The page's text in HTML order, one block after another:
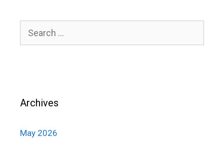
Archives
May 2026